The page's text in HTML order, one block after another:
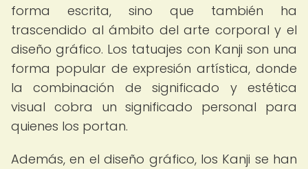
forma escrita, sino que también ha
trascendido al ámbito del arte corporal y el
diseño gráfico. Los tatuajes con Kanji son una
forma popular de expresión artística, donde
la combinación de significado y estética
visual cobra un significado personal para
quienes los portan.
Además, en el diseño gráfico, los Kanji se han